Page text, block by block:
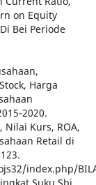
on Equity
Bei Periode
Harga
2020.
Nilai Kurs, ROA,
Retail di
index.php/